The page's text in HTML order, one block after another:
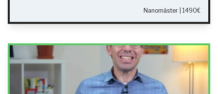
Nanomáster | 1490€